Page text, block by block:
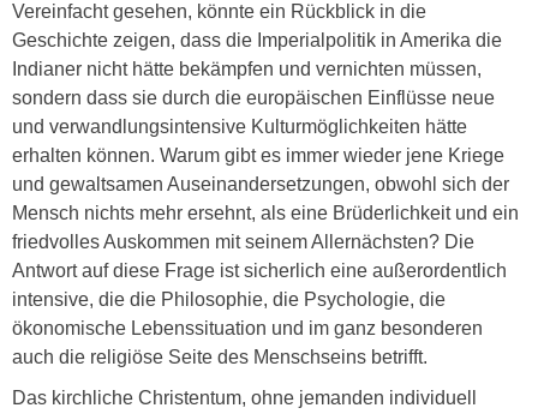
Vereinfacht gesehen, könnte ein Rückblick in die
Geschichte zeigen, dass die Imperialpolitik in Amerika die
Indianer nicht hätte bekämpfen und vernichten müssen,
sondern dass sie durch die europäischen Einflüsse neue
und verwandlungsintensive Kulturmöglichkeiten hätte
erhalten können. Warum gibt es immer wieder jene Kriege
und gewaltsamen Auseinandersetzungen, obwohl sich der
Mensch nichts mehr ersehnt, als eine Brüderlichkeit und ein
friedvolles Auskommen mit seinem Allernächsten? Die
Antwort auf diese Frage ist sicherlich eine außerordentlich
intensive, die die Philosophie, die Psychologie, die
ökonomische Lebenssituation und im ganz besonderen
auch die religiöse Seite des Menschseins betrifft.
Das kirchliche Christentum, ohne jemanden individuell